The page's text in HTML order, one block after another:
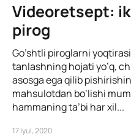
Videoretsept:
pirog
Go’shtli piroglarni
tanlashning hojati yo’q,
asosga ega qilib
mahsulotdan bo’lishi
hammaning ta’bi har xil...
17 Iyul, 2020